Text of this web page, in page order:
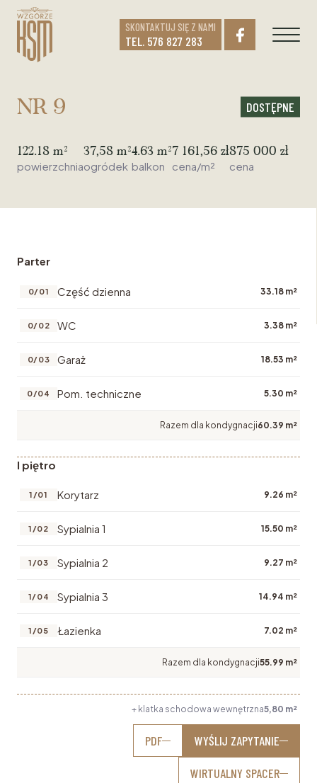
SKONTAKTUJ SIĘ Z NAMI
TEL. 576 827 283
NR 9
122.18 m²
powierzchnia
37,58 m²
ogródek
4.63 m²
balkon
7 161,56 zł
cena/m²
875 000 zł
cena
DOSTĘPNE
Parter
0/01 Część dzienna 33.18 m²
0/02 WC 3.38 m²
0/03 Garaż 18.53 m²
0/04 Pom. techniczne 5.30 m²
Razem dla kondygnacji60.39 m²
I piętro
1/01 Korytarz 9.26 m²
1/02 Sypialnia 1 15.50 m²
1/03 Sypialnia 2 9.27 m²
1/04 Sypialnia 3 14.94 m²
1/05 Łazienka 7.02 m²
Razem dla kondygnacji55.99 m²
+ klatka schodowa wewnętrzna5,80 m²
PDF WYŚLIJ ZAPYTANIE
WIRTUALNY SPACER